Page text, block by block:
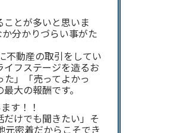
とが多いと思いま
分かりづらい事がた
不動産の取引をしてい
フステージを造るお
」「売ってよかっ
大の報酬です。
す！！
けでも聞きたい」そ
元密着だからこそでき